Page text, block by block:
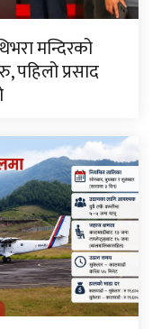
मन्दिरको
पहिलो प्रसाद